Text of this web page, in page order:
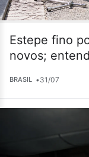
Estepe fino
novos;
BRASIL •31/07